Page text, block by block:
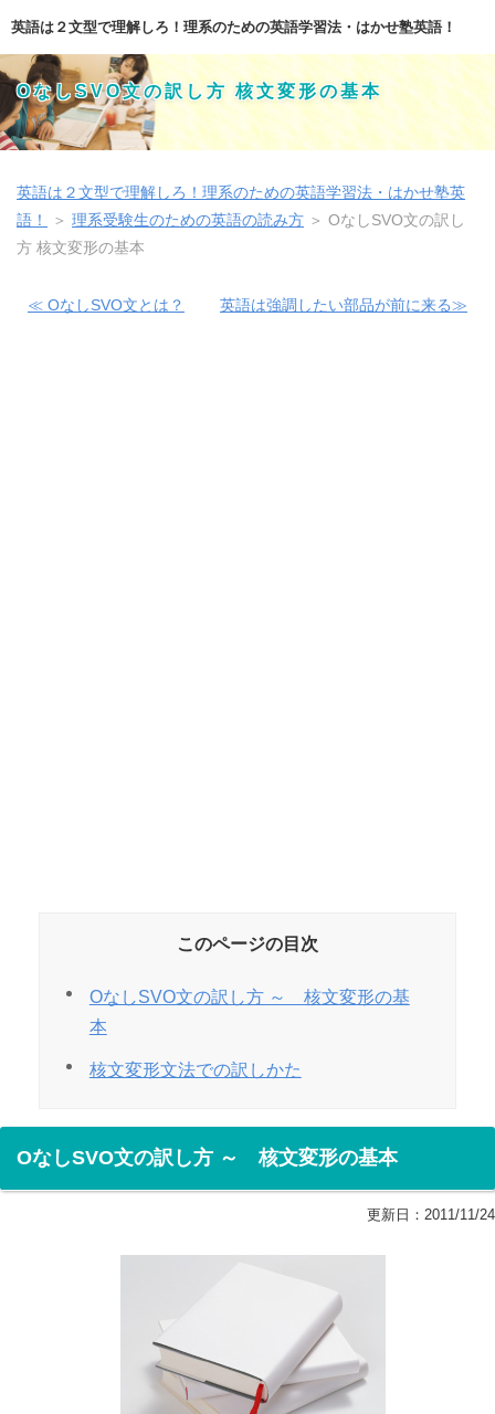
英語は２文型で理解しろ！理系のための英語学習法・はかせ塾英語！
OなしSVO文の訳し方 核文変形の基本
英語は２文型で理解しろ！理系のための英語学習法・はかせ塾英
語！
＞ 理系受験生のための英語の読み方 ＞ OなしSVO文の訳し
方 核文変形の基本
≪ OなしSVO文とは？ 英語は強調したい部品が前に来る≫
このページの目次
OなしSVO文の訳し方 ～ 核文変形の基
本
核文変形文法での訳しかた
OなしSVO文の訳し方 ～ 核文変形の基本
更新日： 2011/11/24